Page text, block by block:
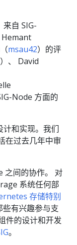
来自 SIG-
Hemant
msau42）的评
）、 David
Node 方面的
计和实现。我们
在过去几年中审
之间的协作。 对
系统任何部
存储特别
些有兴趣参与支
件的设计和开发
。